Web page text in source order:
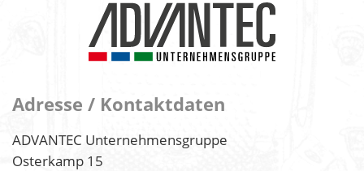
Adresse / Kontaktdaten
ADVANTEC Unternehmensgruppe
Osterkamp 15